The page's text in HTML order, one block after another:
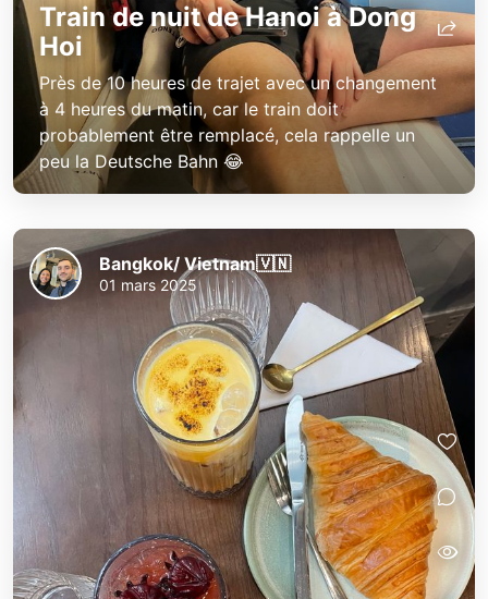
Train de nuit de Hanoi à Dong
Hoi
Près de 10 heures de trajet avec un changement
à 4 heures du matin, car le train doit
probablement être remplacé, cela rappelle un
peu la Deutsche Bahn 😂
Bangkok/ Vietnam🇻🇳
01 mars 2025